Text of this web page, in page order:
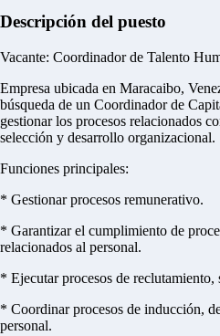
Descripción del puesto
Vacante: Coordinador de Talento
Empresa ubicada en Maracaibo,
búsqueda de un Coordinador de
gestionar los procesos relacionados
selección y desarrollo organizacional.
Funciones principales:
* Gestionar procesos remunerativo.
* Garantizar el cumplimiento de
relacionados al personal.
* Ejecutar procesos de
* Coordinar procesos de inducción,
personal.